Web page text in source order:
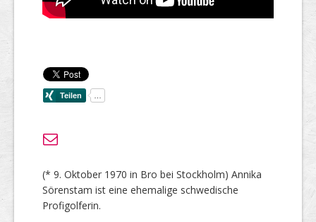
(* 9. Oktober 1970 in Bro bei Stockholm) Annika
Sörenstam ist eine ehemalige schwedische
Profigolferin.